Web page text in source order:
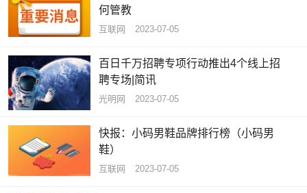
何管教
互联网 2023-07-05
百日千万招聘专项行动推出4个线上招
聘专场|简讯
光明网 2023-07-05
快报：小码男鞋品牌排行榜（小码男
鞋）
互联网 2023-07-05